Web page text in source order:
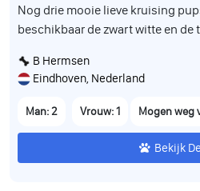
Nog drie mooie lieve kruising
beschikbaar de zwart witte en de
nest verlaten, zijn volledig
hebben een paspoort
B Hermsen
Eindhoven, Nederland
Man: 2 Vrouw: 1 Mogen weg
Bekijk